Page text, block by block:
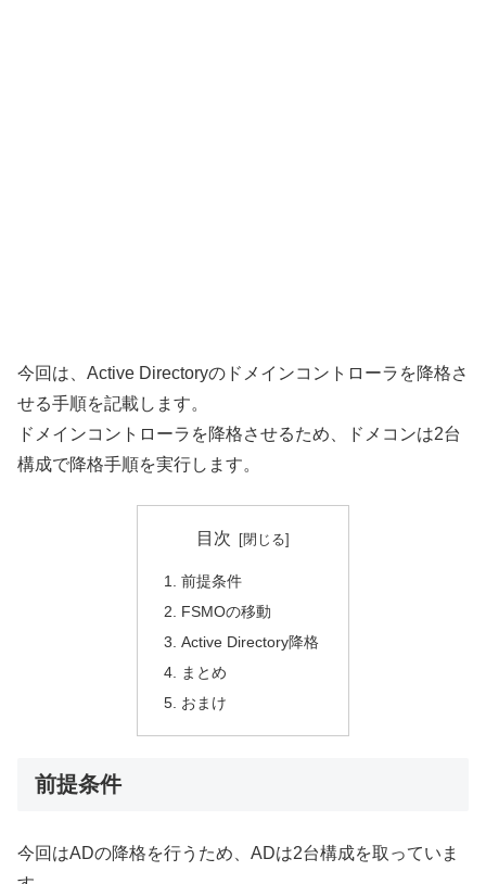
今回は、Active Directoryのドメインコントローラを降格さ
せる手順を記載します。
ドメインコントローラを降格させるため、ドメコンは2台
構成で降格手順を実行します。
目次
前提条件
FSMOの移動
Active Directory降格
まとめ
おまけ
前提条件
今回はADの降格を行うため、ADは2台構成を取っていま